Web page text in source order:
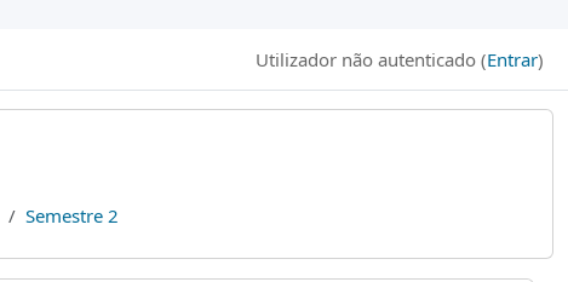
Utilizador não autenticado (Entrar)
Semestre 2